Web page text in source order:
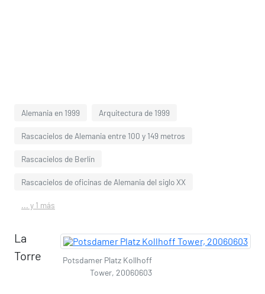
Alemania en 1999 Arquitectura de 1999
Rascacielos de Alemania entre 100 y 149 metros
Rascacielos de Berlín
Rascacielos de oficinas de Alemania del siglo XX
... y 1 más
Potsdamer Platz Kollhoff
Tower, 20060603
La
Torre